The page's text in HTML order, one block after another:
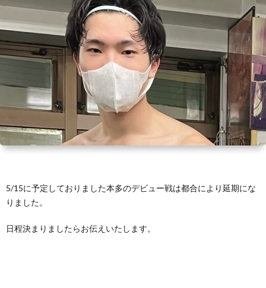
つ
い
て
拶
情
報
合
情
報・
果
選
手
情
ト
レ
ナ
入
練
ム
お
5/15に予定しておりました本多のデビュー戦は都合により延期にな
りました。
日程決まりましたらお伝えいたします。